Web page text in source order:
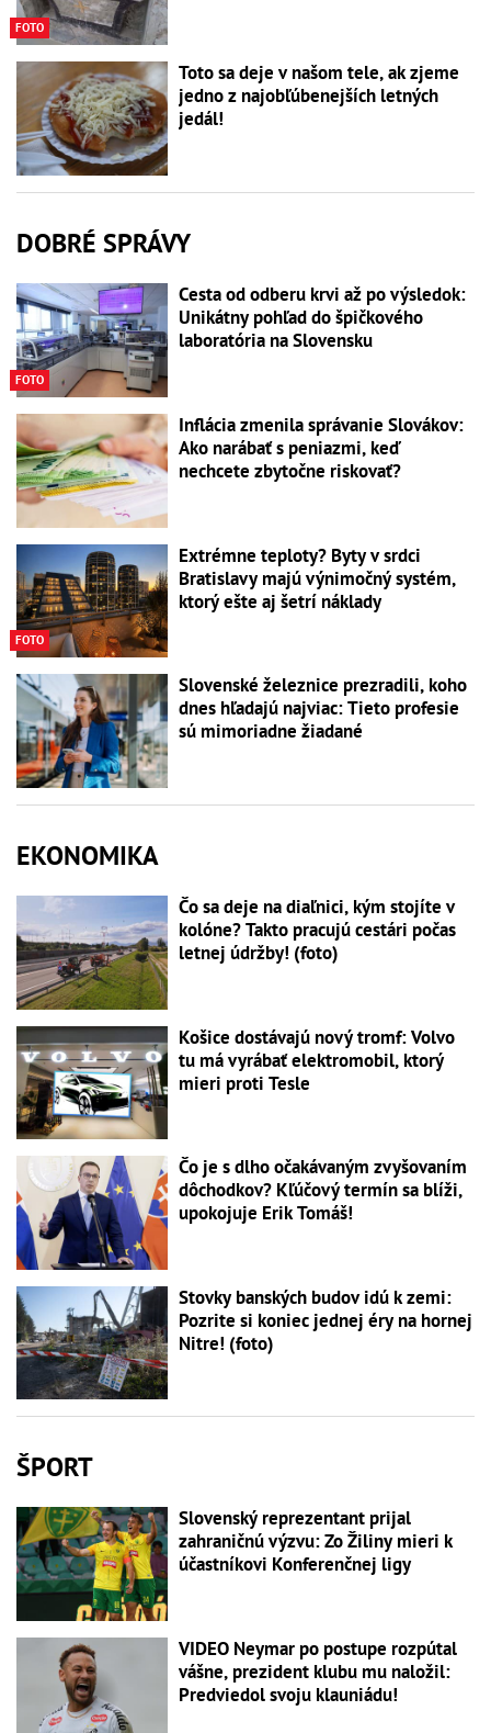
FOTO
Toto sa deje v našom tele, ak zjeme
jedno z najobľúbenejších letných
jedál!
DOBRÉ SPRÁVY
FOTO
Cesta od odberu krvi až po výsledok:
Unikátny pohľad do špičkového
laboratória na Slovensku
Inflácia zmenila správanie Slovákov:
Ako narábať s peniazmi, keď
nechcete zbytočne riskovať?
FOTO
Extrémne teploty? Byty v srdci
Bratislavy majú výnimočný systém,
ktorý ešte aj šetrí náklady
Slovenské železnice prezradili, koho
dnes hľadajú najviac: Tieto profesie
sú mimoriadne žiadané
EKONOMIKA
Čo sa deje na diaľnici, kým stojíte v
kolóne? Takto pracujú cestári počas
letnej údržby! (foto)
Košice dostávajú nový tromf: Volvo
tu má vyrábať elektromobil, ktorý
mieri proti Tesle
Čo je s dlho očakávaným zvyšovaním
dôchodkov? Kľúčový termín sa blíži,
upokojuje Erik Tomáš!
Stovky banských budov idú k zemi:
Pozrite si koniec jednej éry na hornej
Nitre! (foto)
ŠPORT
Slovenský reprezentant prijal
zahraničnú výzvu: Zo Žiliny mieri k
účastníkovi Konferenčnej ligy
VIDEO Neymar po postupe rozpútal
vášne, prezident klubu mu naložil:
Predviedol svoju klauniádu!